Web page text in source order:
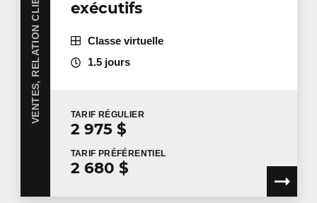
exécutifs
Classe virtuelle
1.5 jours
TARIF RÉGULIER
2 975 $
TARIF PRÉFÉRENTIEL
2 680 $